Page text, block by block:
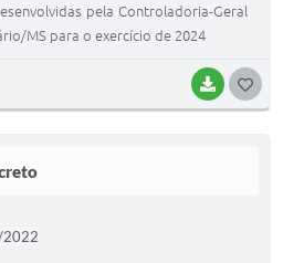
BAIXAR
pela Controladoria-Geral
MS para o exercício de 2024